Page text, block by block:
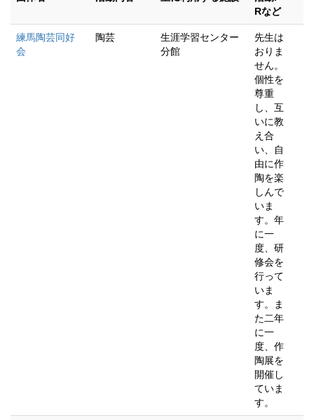
Rなど
練馬陶芸同好
会
陶芸
生涯学習センター
分館
先生は
おりま
せん。
個性を
尊重
し、互
いに教
え合
い、自
由に作
陶を楽
しんで
いま
す。年
に一
度、研
修会を
行って
いま
す。ま
た二年
に一
度、作
陶展を
開催し
ていま
す。